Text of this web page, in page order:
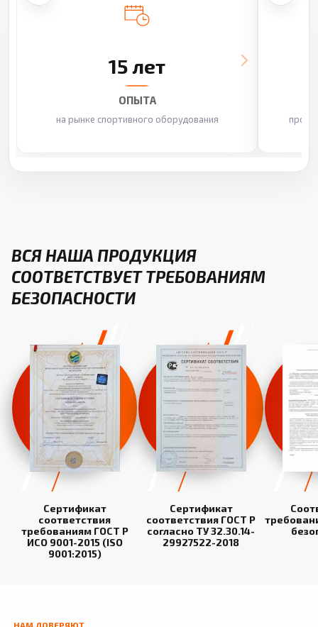
15 лет
ОПЫТА
на рынке спортивного оборудования
ВСЯ НАША ПРОДУКЦИЯ
СООТВЕТСТВУЕТ ТРЕБОВАНИЯМ
БЕЗОПАСНОСТИ
Сертификат
соответствия
требованиям ГОСТ Р
ИСО 9001-2015 (ISO
9001:2015)
Сертификат
соответствия ГОСТ Р
согласно ТУ 32.30.14-
29927522-2018
НАМ ДОВЕРЯЮТ